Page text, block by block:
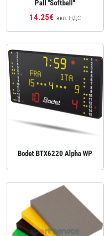
Pall ''Softball''
14.25€ вкл. НДС
Bodet BTX6220 Alpha WP